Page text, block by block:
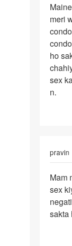
Maine
pahle
kabi
sex
nhi
kiya
meri
ho
sex
n.
pravin
Mam
maine
1
ladkike
Mam
sex
sakta